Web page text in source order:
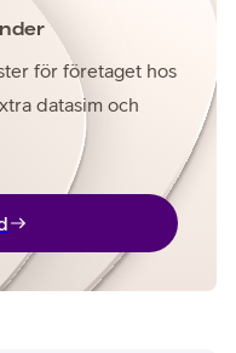
för företaget hos
datasim och